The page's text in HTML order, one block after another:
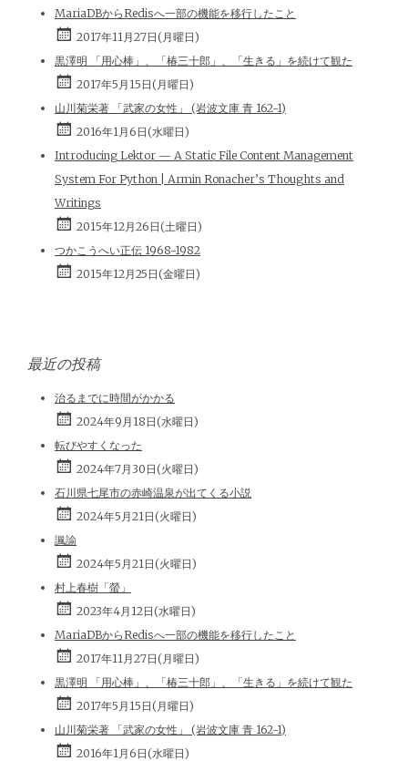
MariaDBからRedisへ一部の機能を移行したこと
2017年11月27日(月曜日)
黒澤明 「用心棒」、「椿三十郎」、「生きる」を続けて観た
2017年5月15日(月曜日)
山川菊栄著 「武家の女性」 (岩波文庫 青 162-1)
2016年1月6日(水曜日)
Introducing Lektor — A Static File Content Management
System For Python | Armin Ronacher’s Thoughts and
Writings
2015年12月26日(土曜日)
つかこうへい正伝 1968-1982
2015年12月25日(金曜日)
最近の投稿
治るまでに時間がかかる
2024年9月18日(水曜日)
転びやすくなった
2024年7月30日(火曜日)
石川県七尾市の赤崎温泉が出てくる小説
2024年5月21日(火曜日)
諷諭
2024年5月21日(火曜日)
村上春樹「螢」
2023年4月12日(水曜日)
MariaDBからRedisへ一部の機能を移行したこと
2017年11月27日(月曜日)
黒澤明 「用心棒」、「椿三十郎」、「生きる」を続けて観た
2017年5月15日(月曜日)
山川菊栄著 「武家の女性」 (岩波文庫 青 162-1)
2016年1月6日(水曜日)